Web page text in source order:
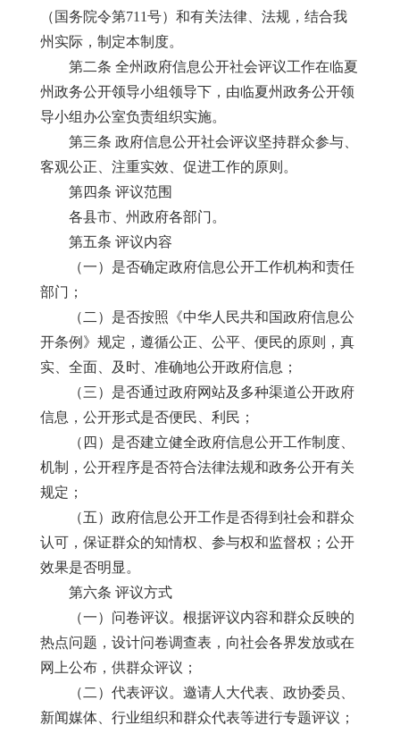
（国务院令第711号）和有关法律、法规，结合我
州实际，制定本制度。
第二条 全州政府信息公开社会评议工作在临夏
州政务公开领导小组领导下，由临夏州政务公开领
导小组办公室负责组织实施。
第三条 政府信息公开社会评议坚持群众参与、
客观公正、注重实效、促进工作的原则。
第四条 评议范围
各县市、州政府各部门。
第五条 评议内容
（一）是否确定政府信息公开工作机构和责任
部门；
（二）是否按照《中华人民共和国政府信息公
开条例》规定，遵循公正、公平、便民的原则，真
实、全面、及时、准确地公开政府信息；
（三）是否通过政府网站及多种渠道公开政府
信息，公开形式是否便民、利民；
（四）是否建立健全政府信息公开工作制度、
机制，公开程序是否符合法律法规和政务公开有关
规定；
（五）政府信息公开工作是否得到社会和群众
认可，保证群众的知情权、参与权和监督权；公开
效果是否明显。
第六条 评议方式
（一）问卷评议。根据评议内容和群众反映的
热点问题，设计问卷调查表，向社会各界发放或在
网上公布，供群众评议；
（二）代表评议。邀请人大代表、政协委员、
新闻媒体、行业组织和群众代表等进行专题评议；